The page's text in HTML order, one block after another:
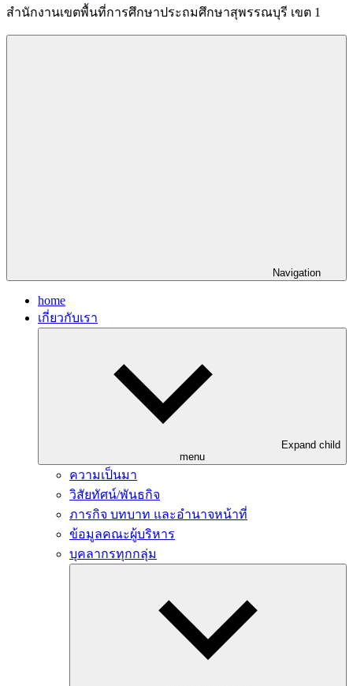
สำนักงานเขตพื้นที่การศึกษาประถมศึกษาสุพรรณบุรี เขต 1
Navigation
home
เกี่ยวกับเรา
Expand child
menu
ความเป็นมา
วิสัยทัศน์/พันธกิจ
ภารกิจ บทบาท และอำนาจหน้าที่
ข้อมูลคณะผู้บริหาร
บุคลากรทุกกลุ่ม